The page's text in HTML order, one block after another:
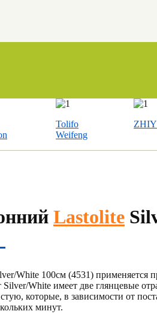
Tolifo
Weifeng
Lastolite
White 100см (4531) применяется
Silver/White имеет две глянцевые
которые, в зависимости от
минут.